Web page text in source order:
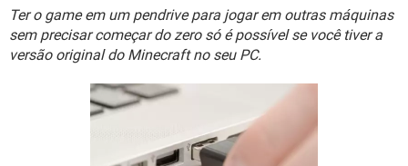
INSTAGRAM GMAIL
GUIA DE COMPRAS
OUTLOOK EXCEL
INSTAGRAM GMAIL
GUIA DE COMPRAS
JOGOS WHATSAPP
CELULAR FACEBOOK
Ter o game em um pendrive para jogar em outras máquinas
sem precisar começar do zero só é possível se você tiver a
versão original do Minecraft no seu PC.